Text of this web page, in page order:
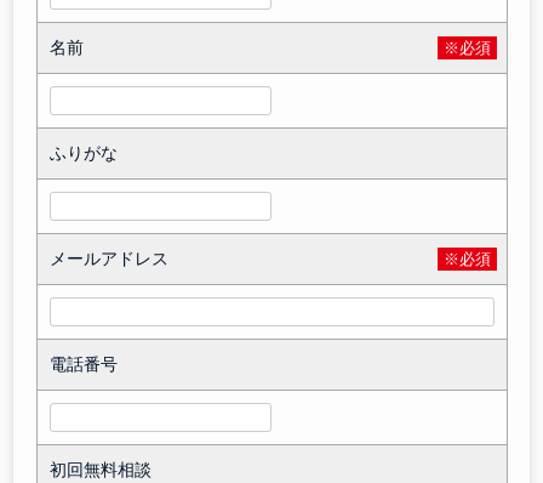
名前 ※必須
ふりがな
メールアドレス ※必須
電話番号
初回無料相談